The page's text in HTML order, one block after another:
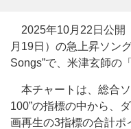
2025年10月22日公開
月19日）の急上昇ソン
Songs”で、米津玄師の
本チャートは、総合
100”の指標の中から、
画再生の3指標の合計ポ